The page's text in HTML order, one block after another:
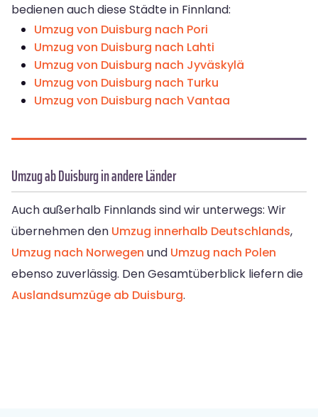
bedienen auch diese Städte in Finnland:
Umzug von Duisburg nach Pori
Umzug von Duisburg nach Lahti
Umzug von Duisburg nach Jyväskylä
Umzug von Duisburg nach Turku
Umzug von Duisburg nach Vantaa
Umzug ab Duisburg in andere Länder
Auch außerhalb Finnlands sind wir unterwegs: Wir
übernehmen den Umzug innerhalb Deutschlands,
Umzug nach Norwegen und Umzug nach Polen
ebenso zuverlässig. Den Gesamtüberblick liefern die
Auslandsumzüge ab Duisburg.